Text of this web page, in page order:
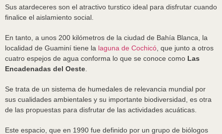
Sus atardeceres son el atractivo turstico ideal para disfrutar cuando
finalice el aislamiento social.
En tanto, a unos 200 kilómetros de la ciudad de Bahía Blanca, la
localidad de Guaminí tiene la laguna de Cochicó , que junto a otros
cuatro espejos de agua conforma lo que se conoce como Las
Encadenadas del Oeste
Se trata de un sistema de humedales de relevancia mundial por
sus cualidades ambientales y su importante biodiversidad, es otra
de las propuestas para disfrutar de las actividades acuáticas.
Este espacio, que en 1990 fue definido por un grupo de biólogos